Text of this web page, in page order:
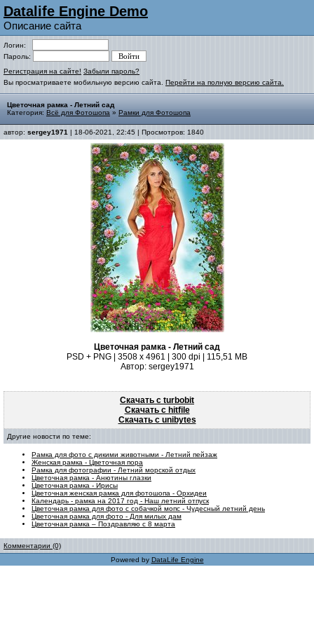
Datalife Engine Demo
Описание сайта
Логин:
Пароль:
Регистрация на сайте! Забыли пароль?
Вы просматриваете мобильную версию сайта. Перейти на полную версию сайта.
Цветочная рамка - Летний сад
Категория: Всё для Фотошопа » Рамки для Фотошопа
автор: sergey1971 | 18-06-2021, 22:45 | Просмотров: 1840
Цветочная рамка - Летний сад
PSD + PNG | 3508 x 4961 | 300 dpi | 115,51 MB
Автор: sergey1971
Скачать с turbobit
Скачать с hitfile
Скачать с unibytes
Другие новости по теме:
Рамка для фото с дикими животными - Летний пейзаж
Женская рамка - Цветочная пора
Рамка для фотографии - Летний морской отдых
Цветочная рамка - Анютины глазки
Цветочная рамка - Ирисы
Цветочная женская рамка для фотошопа - Орхидеи
Календарь - рамка на 2017 год - Наш летний отпуск
Цветочная рамка для фото с собачкой мопс - Чудесный летний день
Цветочная рамка для фото - Для милых дам
Цветочная рамка – Поздравляю с 8 марта
Комментарии (0)
Powered by DataLife Engine